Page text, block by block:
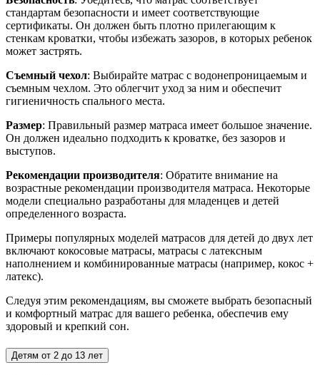
стандартам безопасности и имеет соответствующие
сертификаты. Он должен быть плотно прилегающим к
стенкам кроватки, чтобы избежать зазоров, в которых ребенок
может застрять.
Съемный чехол: Выбирайте матрас с водонепроницаемым и
съемным чехлом. Это облегчит уход за ним и обеспечит
гигиеничность спального места.
Размер: Правильный размер матраса имеет большое значение.
Он должен идеально подходить к кроватке, без зазоров и
выступов.
Рекомендации производителя: Обратите внимание на
возрастные рекомендации производителя матраса. Некоторые
модели специально разработаны для младенцев и детей
определенного возраста.
Примеры популярных моделей матрасов для детей до двух лет
включают кокосовые матрасы, матрасы с латексным
наполнением и комбинированные матрасы (например, кокос +
латекс).
Следуя этим рекомендациям, вы сможете выбрать безопасный
и комфортный матрас для вашего ребенка, обеспечив ему
здоровый и крепкий сон.
Детям от 2 до 13 лет